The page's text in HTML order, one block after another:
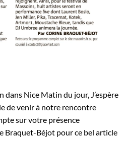
Nice Matin du jour, J’espère
de venir à notre rencontre
sur votre présence
Braquet-Béjot pour ce bel article